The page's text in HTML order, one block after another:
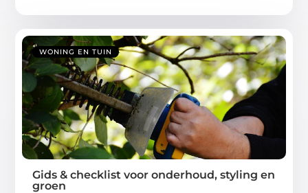
WONING EN TUIN
Gids & checklist voor onderhoud, styling en
groen